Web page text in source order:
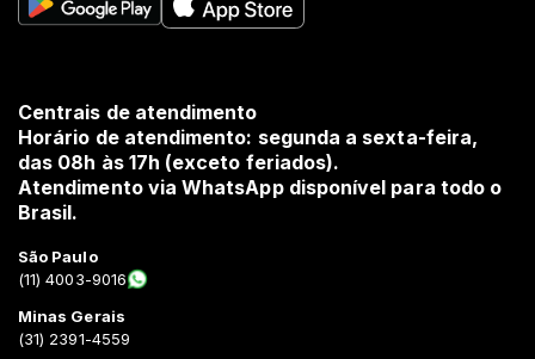
Centrais de atendimento
Horário de atendimento: segunda a sexta-feira,
das 08h às 17h (exceto feriados).
Atendimento via WhatsApp disponível para todo o
Brasil.
São Paulo
(11) 4003-9016
Minas Gerais
(31) 2391-4559